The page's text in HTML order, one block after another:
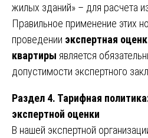
жилых зданий» – для расчета
Правильное применение этих
проведении экспертная
квартиры является
допустимости экспертного
Раздел 4. Тарифная
экспертной оценки
В нашей экспертной